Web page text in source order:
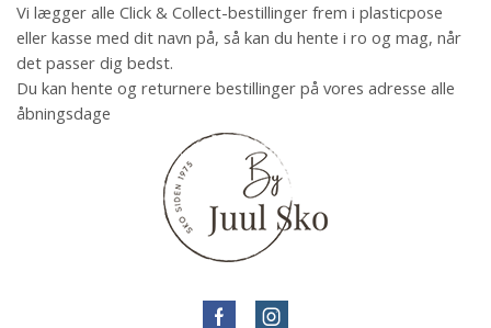
Vi lægger alle Click & Collect-bestillinger frem i plasticpose
eller kasse med dit navn på, så kan du hente i ro og mag, når
det passer dig bedst.
Du kan hente og returnere bestillinger på vores adresse alle
åbningsdage